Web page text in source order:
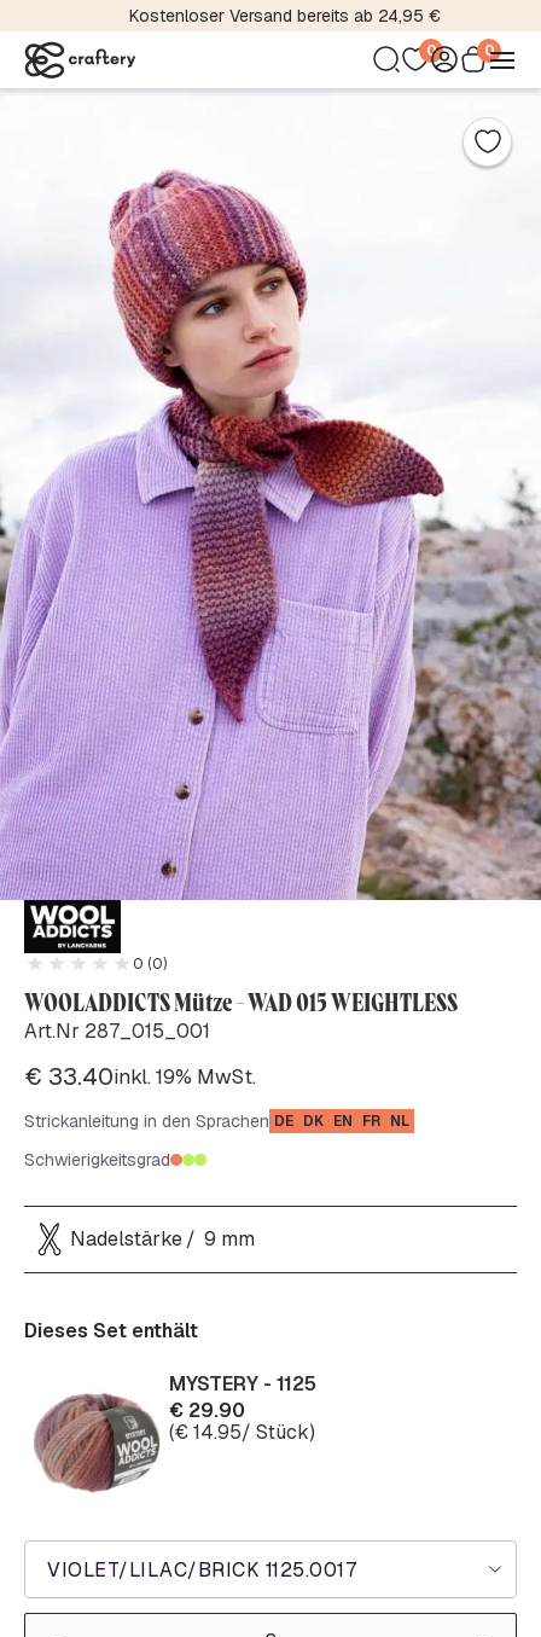
Kostenloser Versand bereits ab 24,95 €
0 0
0 (0)
WOOLADDICTS Mütze - WAD 015 WEIGHTLESS
Art.Nr 287_015_001
€ 33.40inkl. 19% MwSt.
Strickanleitung in den Sprachen DE DK EN FR NL
Schwierigkeitsgrad
Nadelstärke 9 mm
Dieses Set enthält
VIOLET/LILAC/BRICK 1125.0017
MYSTERY - 1125
€ 29.90
(€14.95/ Stück)